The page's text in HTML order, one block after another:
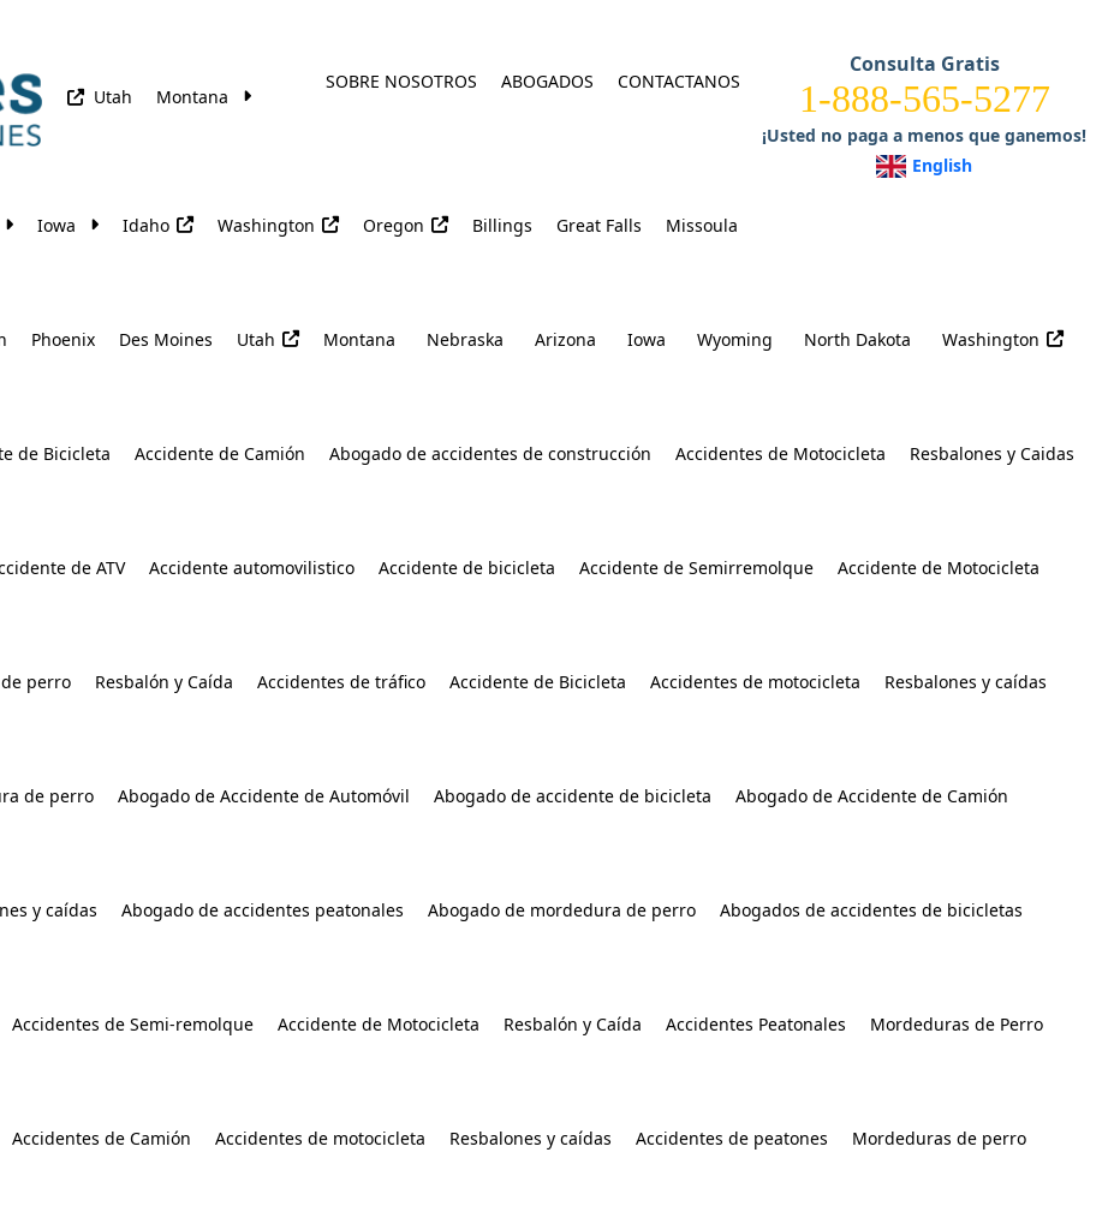
Consulta Gratis
1-888-565-5277
¡Usted no paga a menos que ganemos!
English
CONTACTANOS
ABOGADOS
SOBRE NOSOTROS
Utah Montana
Iowa Idaho Washington Oregon Billings Great Falls Missoula
Phoenix Des Moines Utah Montana Nebraska Arizona Iowa Wyoming North Dakota Washington
de Bicicleta Accidente de Camión Abogado de accidentes de construcción Accidentes de Motocicleta Resbalones y Caidas
de ATV Accidente automovilistico Accidente de bicicleta Accidente de Semirremolque Accidente de Motocicleta
perro Resbalón y Caída Accidentes de tráfico Accidente de Bicicleta Accidentes de motocicleta Resbalones y caídas
de perro Abogado de Accidente de Automóvil Abogado de accidente de bicicleta Abogado de Accidente de Camión
y caídas Abogado de accidentes peatonales Abogado de mordedura de perro Abogados de accidentes de bicicletas
Accidentes de Semi-remolque Accidente de Motocicleta Resbalón y Caída Accidentes Peatonales Mordeduras de Perro
Accidentes de Camión Accidentes de motocicleta Resbalones y caídas Accidentes de peatones Mordeduras de perro